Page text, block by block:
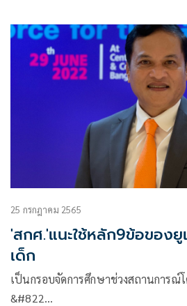
25 กรกฎาคม 2565
'สกศ.'แนะใช้หลัก9ข้อของ
เด็ก
เป็นกรอบจัดการศึกษาช่วงสถานการณ์
&#822…